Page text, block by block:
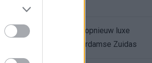
Hakim Ziyech verhuurt opnieuw luxe
appartement op Amsterdamse Zuidas